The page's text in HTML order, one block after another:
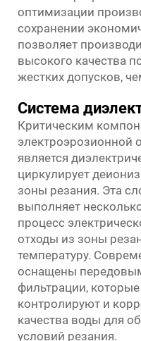
оптимизации
сохранении
позволяет
высокого качества
жестких допусков,
Система
Критическим
электроэрозионной
является
циркулирует
зоны резания. Эта
выполняет
процесс
отходы из зоны
температуру.
оснащены
фильтрации,
контролируют и
качества воды для
условий резания.